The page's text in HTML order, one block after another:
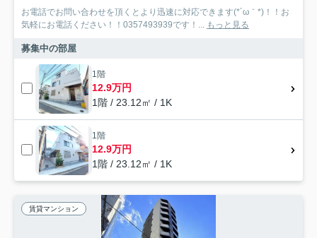
お電話でお問い合わせを頂くとより迅速に対応できます(*´ω｀*)！！お
気軽にお電話ください！！0357493939です！... もっと見る
募集中の部屋
1階
12.9万円
1階 / 23.12㎡ / 1K
1階
12.9万円
1階 / 23.12㎡ / 1K
賃貸マンション